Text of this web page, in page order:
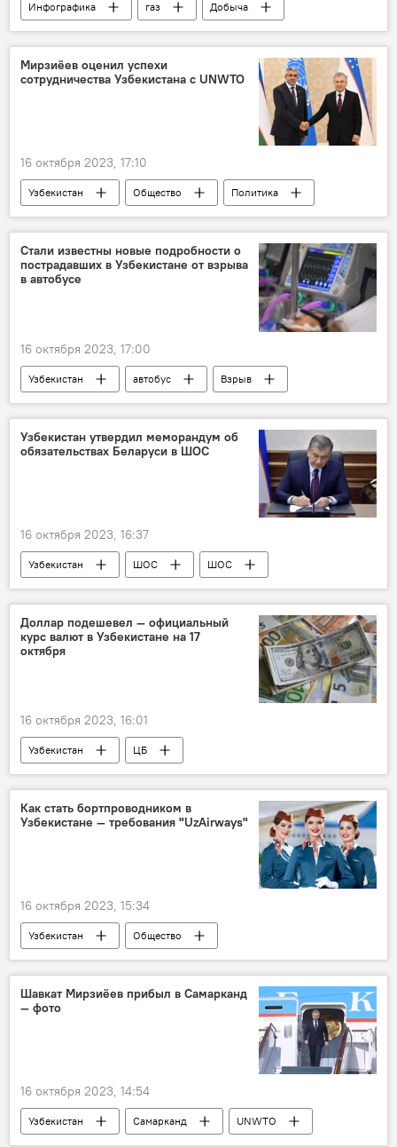
Инфографика газ
Добыча
Экономика
Экономика
Россия
Узбекистан
импорт
Казахстан
газопровод
Мирзиёев оценил успехи
сотрудничества Узбекистана с UNWTO
16 октября 2023, 17:10
Узбекистан Общество
Политика
Президент
Шавкат Мирзиёев
Зураб Пололикашвили
UNWTO
Стали известны новые подробности о
пострадавших в Узбекистане от взрыва
в автобусе
16 октября 2023, 17:00
Узбекистан автобус
Взрыв
газовый баллон
Кашкадарьинская область
пассажиры
реанимация
МЧС Узбекистана
Узбекистан утвердил меморандум об
обязательствах Беларуси в ШОС
16 октября 2023, 16:37
Узбекистан ШОС
ШОС
Беларусь
меморандум
Общество
сотрудничество
Доллар подешевел — официальный
курс валют в Узбекистане на 17
октября
16 октября 2023, 16:01
Узбекистан
ЦБ
Центральный банк Республики Узбекистан
курс валют
Курс доллара и евро к суму в Узбекистане
рубль
Как стать бортпроводником в
Узбекистане — требования "UzAirways"
16 октября 2023, 15:34
Узбекистан
Общество
Авиакомпания Uzbekistan Airways
стюардесса
Обучение
Шавкат Мирзиёев прибыл в Самарканд
— фото
16 октября 2023, 14:54
Узбекистан Самарканд
UNWTO